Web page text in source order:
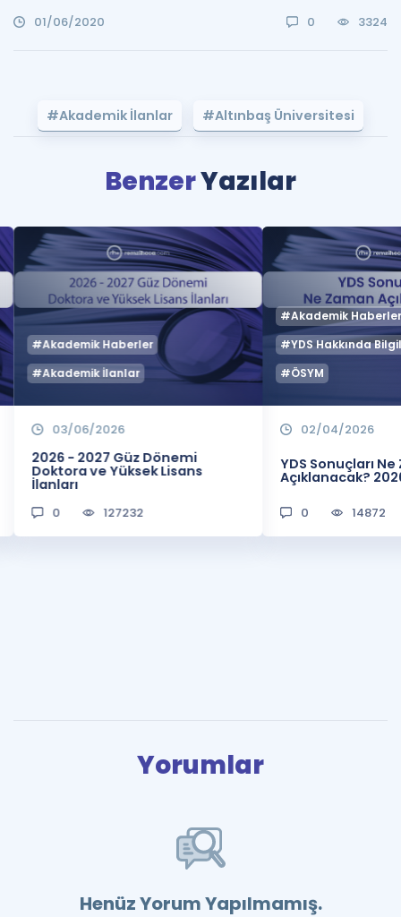
01/06/2020 0 3324
#Akademik İlanlar #Altınbaş Üniversitesi
BenzerYazılar
#Akademik Haberler
#Akademik İlanlar
03/06/2026
2026 - 2027 Güz Dönemi
Doktora ve Yüksek Lisans
İlanları
0 127232
#Akademik
#YDS Hakkında
#ÖSYM
02/04/2026
YDS Sonuçları
Açıklanacak?
0 14872
Yorumlar
Henüz Yorum Yapılmamış.